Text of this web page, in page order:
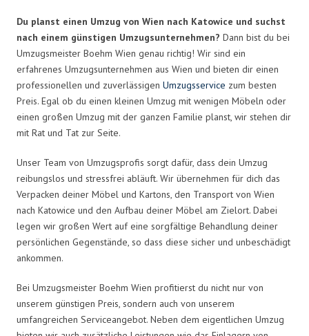
Du planst einen Umzug von Wien nach Katowice und suchst
nach einem günstigen Umzugsunternehmen? Dann bist du bei
Umzugsmeister Boehm Wien genau richtig! Wir sind ein
erfahrenes Umzugsunternehmen aus Wien und bieten dir einen
professionellen und zuverlässigen Umzugsservice zum besten
Preis. Egal ob du einen kleinen Umzug mit wenigen Möbeln oder
einen großen Umzug mit der ganzen Familie planst, wir stehen dir
mit Rat und Tat zur Seite.
Unser Team von Umzugsprofis sorgt dafür, dass dein Umzug
reibungslos und stressfrei abläuft. Wir übernehmen für dich das
Verpacken deiner Möbel und Kartons, den Transport von Wien
nach Katowice und den Aufbau deiner Möbel am Zielort. Dabei
legen wir großen Wert auf eine sorgfältige Behandlung deiner
persönlichen Gegenstände, so dass diese sicher und unbeschädigt
ankommen.
Bei Umzugsmeister Boehm Wien profitierst du nicht nur von
unserem günstigen Preis, sondern auch von unserem
umfangreichen Serviceangebot. Neben dem eigentlichen Umzug